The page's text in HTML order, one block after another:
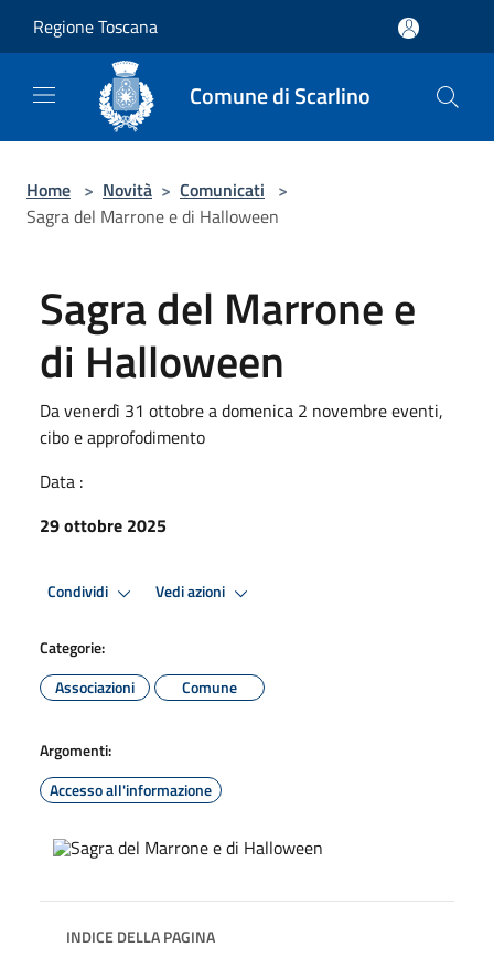
Regione Toscana
Comune di Scarlino
Home > Novità > Comunicati >
Sagra del Marrone e di Halloween
Sagra del Marrone e
di Halloween
Da venerdì 31 ottobre a domenica 2 novembre eventi,
cibo e approfodimento
Data :
29 ottobre 2025
Condividi Vedi azioni
Categorie:
Associazioni
Comune
Argomenti:
Accesso all'informazione
INDICE DELLA PAGINA